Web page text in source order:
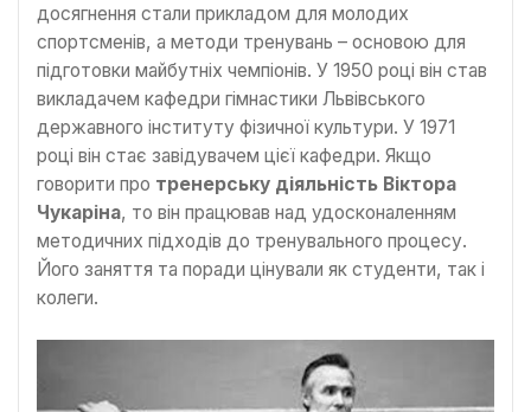
досягнення стали прикладом для молодих
спортсменів, а методи тренувань – основою для
підготовки майбутніх чемпіонів. У 1950 році він став
викладачем кафедри гімнастики Львівського
державного інституту фізичної культури. У 1971
році він стає завідувачем цієї кафедри. Якщо
говорити про тренерську діяльність Віктора
Чукаріна, то він працював над удосконаленням
методичних підходів до тренувального процесу.
Його заняття та поради цінували як студенти, так і
колеги.